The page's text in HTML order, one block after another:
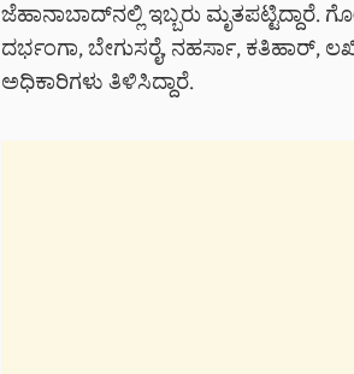
ಜೆಹಾನಾಬಾದ್‌ನಲ್ಲಿ ಇಬ್ಬರು
ದರ್ಭಂಗಾ, ಬೇಗುಸರೈ, ನಹರ್ಸಾ, ಕತಿಹಾರ್,
ಅಧಿಕಾರಿಗಳು ತಿಳಿಸಿದ್ದಾರೆ.